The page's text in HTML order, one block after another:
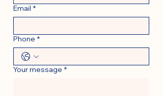
Email *
Phone *
Your message *